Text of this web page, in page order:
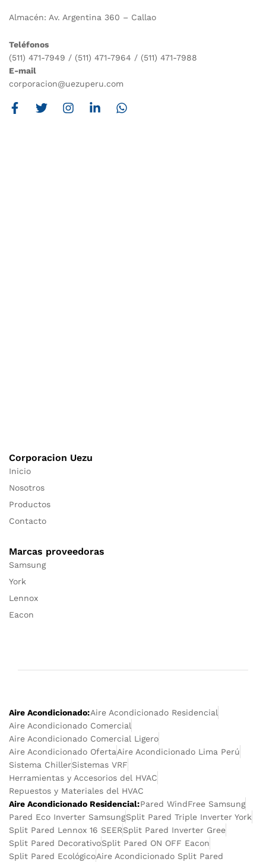
Almacén: Av. Argentina 360 – Callao
Teléfonos
(511) 471-7949 / (511) 471-7964 / (511) 471-7988
E-mail
corporacion@uezuperu.com
Corporacion Uezu
Inicio
Nosotros
Productos
Contacto
Marcas proveedoras
Samsung
York
Lennox
Eacon
Aire Acondicionado:Aire Acondicionado Residencial
Aire Acondicionado Comercial
Aire Acondicionado Comercial Ligero
Aire Acondicionado OfertaAire Acondicionado Lima Perú
Sistema ChillerSistemas VRF
Herramientas y Accesorios del HVAC
Repuestos y Materiales del HVAC
Aire Acondicionado Residencial:Pared WindFree Samsung
Pared Eco Inverter SamsungSplit Pared Triple Inverter York
Split Pared Lennox 16 SEERSplit Pared Inverter Gree
Split Pared DecorativoSplit Pared ON OFF Eacon
Split Pared EcológicoAire Acondicionado Split Pared